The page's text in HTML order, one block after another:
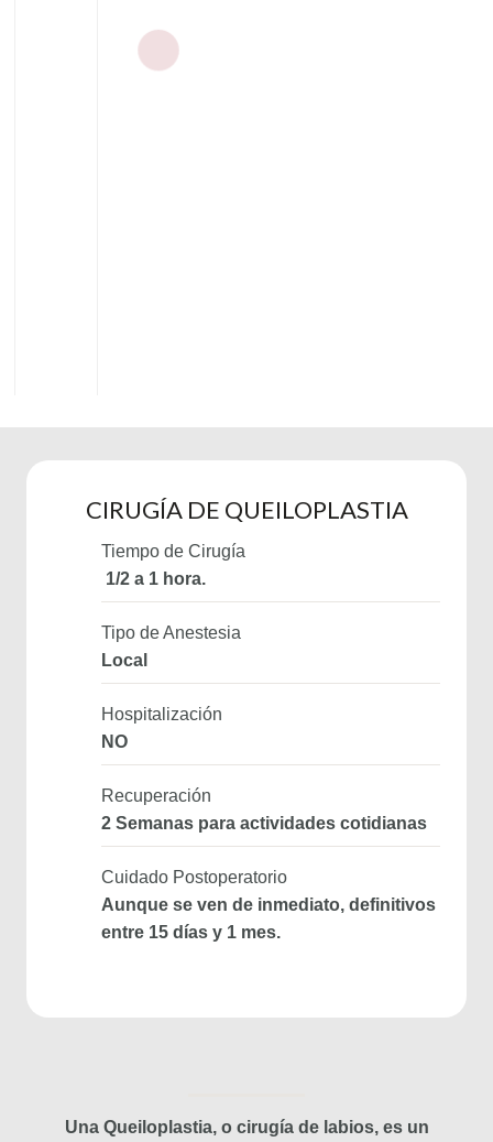
CIRUGÍA DE QUEILOPLASTIA
Tiempo de Cirugía
1/2 a 1 hora.
Tipo de Anestesia
Local
Hospitalización
NO
Recuperación
2 Semanas para actividades cotidianas
Cuidado Postoperatorio
Aunque se ven de inmediato, definitivos
entre 15 días y 1 mes.
Una Queiloplastia, o cirugía de labios, es un